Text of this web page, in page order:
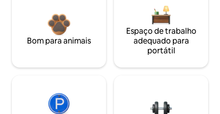
Bom para animais
Espaço de trabalho
adequado para
portátil